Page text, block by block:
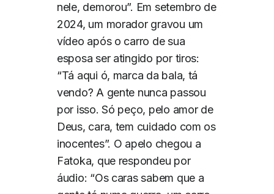
nele, demorou”. Em setembro de
2024, um morador gravou um
vídeo após o carro de sua
esposa ser atingido por tiros:
“Tá aqui ó, marca da bala, tá
vendo? A gente nunca passou
por isso. Só peço, pelo amor de
Deus, cara, tem cuidado com os
inocentes”. O apelo chegou a
Fatoka, que respondeu por
áudio: “Os caras sabem que a